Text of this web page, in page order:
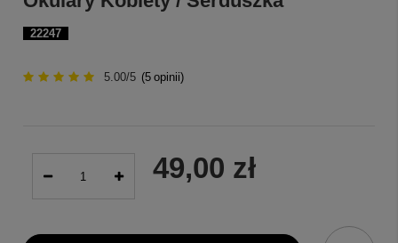
22247
5.00/5 (5 opinii)
49,00 zł